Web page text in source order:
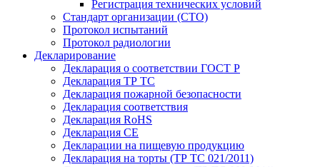
Регистрация технических условий
Стандарт организации (СТО)
Протокол испытаний
Протокол радиологии
Декларирование
Декларация о соответствии ГОСТ Р
Декларация ТР ТС
Декларация пожарной безопасности
Декларация соответствия
Декларация RoHS
Декларация СЕ
Декларации на пищевую продукцию
Декларация на торты (ТР ТС 021/2011)